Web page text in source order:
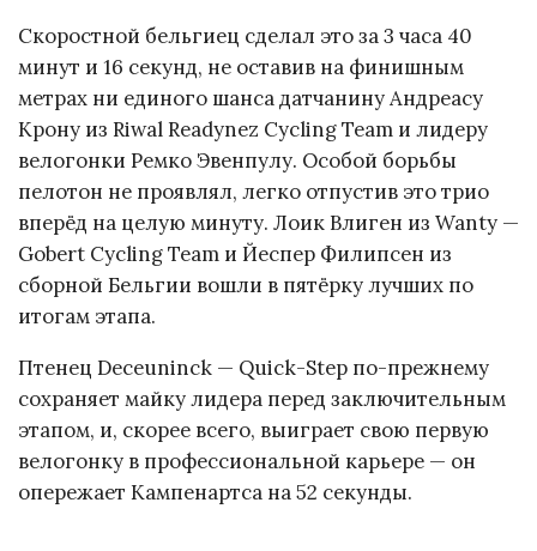
Скоростной бельгиец сделал это за 3 часа 40
минут и 16 секунд, не оставив на финишным
метрах ни единого шанса датчанину Андреасу
Крону из Riwal Readynez Cycling Team и лидеру
велогонки Ремко Эвенпулу. Особой борьбы
пелотон не проявлял, легко отпустив это трио
вперёд на целую минуту. Лоик Влиген из Wanty —
Gobert Cycling Team и Йеспер Филипсен из
сборной Бельгии вошли в пятёрку лучших по
итогам этапа.
Птенец Deceuninck — Quick-Step по-прежнему
сохраняет майку лидера перед заключительным
этапом, и, скорее всего, выиграет свою первую
велогонку в профессиональной карьере — он
опережает Кампенартса на 52 секунды.